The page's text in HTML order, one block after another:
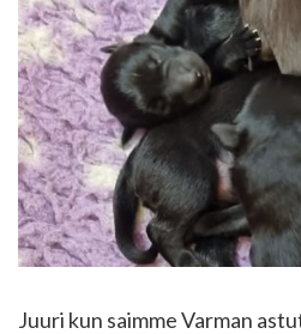
Juuri kun saimme Varman